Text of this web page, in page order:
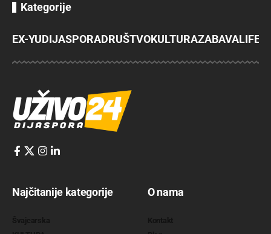
Kategorije
EX-YUDIJASPORADRUŠTVOKULTURAZABAVA
Najčitanije kategorije O nama